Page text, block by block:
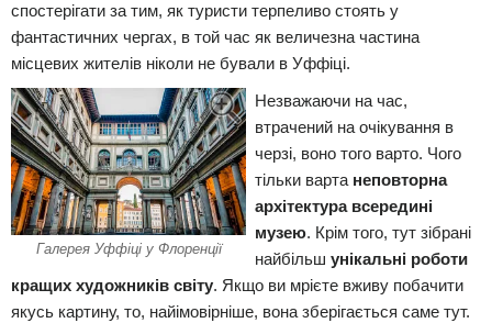
спостерігати за тим, як туристи терпеливо стоять у
фантастичних чергах, в той час як величезна частина
місцевих жителів ніколи не бували в Уффіці.
Галерея Уффіці у Флоренції
Незважаючи на час,
втрачений на очікування в
черзі, воно того варто. Чого
тільки варта неповторна
архітектура всередині
музею. Крім того, тут зібрані
найбільш унікальні роботи
кращих художників світу. Якщо ви мрієте вживу побачити
якусь картину, то, найімовірніше, вона зберігається саме тут.